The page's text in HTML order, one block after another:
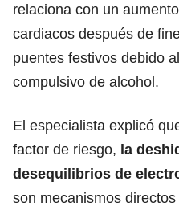
relaciona con un
cardiacos después de
puentes festivos debido
compulsivo de alcohol.
El especialista explicó
factor de riesgo, la
desequilibrios de
son mecanismos